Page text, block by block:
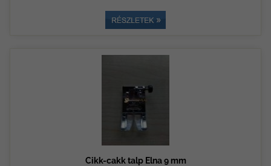
Cikk-cakk talp Elna 9 mm